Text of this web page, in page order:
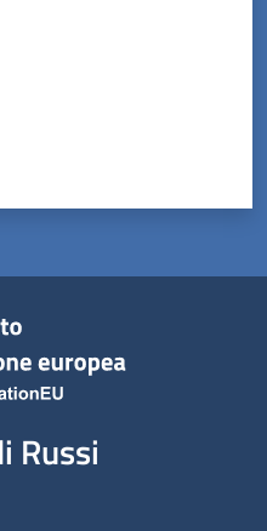
Russi